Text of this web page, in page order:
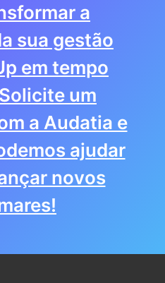
a
sua gestão
em tempo
um
a Audatia e
ajudar
novos